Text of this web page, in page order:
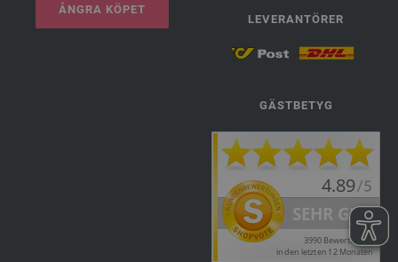
ÅNGRA KÖPET
LEVERANTÖRER
GÄSTBETYG